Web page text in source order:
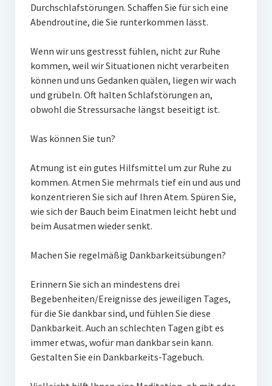
Durchschlafstörungen. Schaffen Sie für sich eine
Abendroutine, die Sie runterkommen lässt.
Wenn wir uns gestresst fühlen, nicht zur Ruhe
kommen, weil wir Situationen nicht verarbeiten
können und uns Gedanken quälen, liegen wir wach
und grübeln. Oft halten Schlafstörungen an,
obwohl die Stressursache längst beseitigt ist.
Was können Sie tun?
Atmung ist ein gutes Hilfsmittel um zur Ruhe zu
kommen. Atmen Sie mehrmals tief ein und aus und
konzentrieren Sie sich auf Ihren Atem. Spüren Sie,
wie sich der Bauch beim Einatmen leicht hebt und
beim Ausatmen wieder senkt.
Machen Sie regelmäßig Dankbarkeitsübungen?
Erinnern Sie sich an mindestens drei
Begebenheiten/Ereignisse des jeweiligen Tages,
für die Sie dankbar sind, und fühlen Sie diese
Dankbarkeit. Auch an schlechten Tagen gibt es
immer etwas, wofür man dankbar sein kann.
Gestalten Sie ein Dankbarkeits-Tagebuch.